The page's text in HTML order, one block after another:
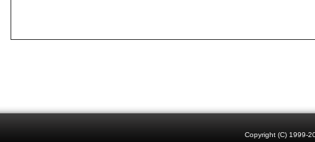
Copyright (C) 1999-